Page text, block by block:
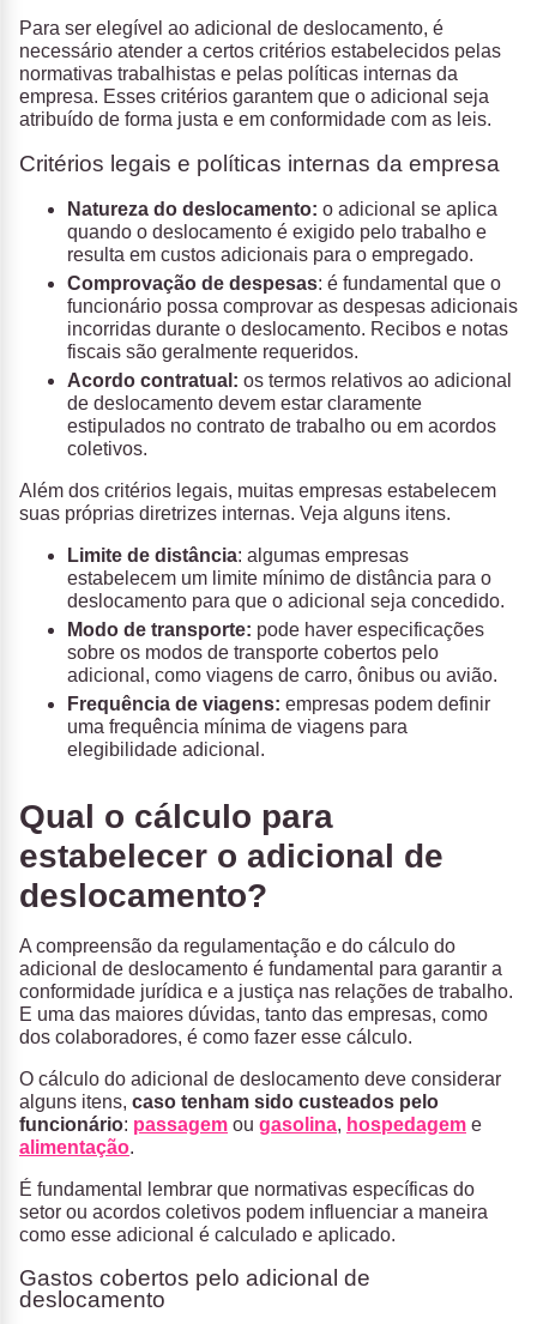
Para ser elegível ao adicional de deslocamento, é
necessário atender a certos critérios estabelecidos pelas
normativas trabalhistas e pelas políticas internas da
empresa. Esses critérios garantem que o adicional seja
atribuído de forma justa e em conformidade com as leis.
Critérios legais e políticas internas da empresa
Natureza do deslocamento: o adicional se aplica
quando o deslocamento é exigido pelo trabalho e
resulta em custos adicionais para o empregado.
Comprovação de despesas: é fundamental que o
funcionário possa comprovar as despesas adicionais
incorridas durante o deslocamento. Recibos e notas
fiscais são geralmente requeridos.
Acordo contratual: os termos relativos ao adicional
de deslocamento devem estar claramente
estipulados no contrato de trabalho ou em acordos
coletivos.
Além dos critérios legais, muitas empresas estabelecem
suas próprias diretrizes internas. Veja alguns itens.
Limite de distância: algumas empresas
estabelecem um limite mínimo de distância para o
deslocamento para que o adicional seja concedido.
Modo de transporte: pode haver especificações
sobre os modos de transporte cobertos pelo
adicional, como viagens de carro, ônibus ou avião.
Frequência de viagens: empresas podem definir
uma frequência mínima de viagens para
elegibilidade adicional.
Qual o cálculo para
estabelecer o adicional de
deslocamento?
A compreensão da regulamentação e do cálculo do
adicional de deslocamento é fundamental para garantir a
conformidade jurídica e a justiça nas relações de trabalho.
E uma das maiores dúvidas, tanto das empresas, como
dos colaboradores, é como fazer esse cálculo.
O cálculo do adicional de deslocamento deve considerar
alguns itens, caso tenham sido custeados pelo
funcionário: passagem ou gasolina, hospedagem e
alimentação.
É fundamental lembrar que normativas específicas do
setor ou acordos coletivos podem influenciar a maneira
como esse adicional é calculado e aplicado.
Gastos cobertos pelo adicional de
deslocamento